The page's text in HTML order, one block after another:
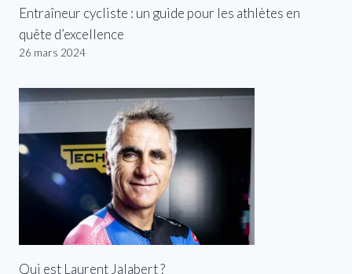
Entraîneur cycliste : un guide pour les athlètes en
quête d’excellence
26 mars 2024
Qui est Laurent Jalabert ?